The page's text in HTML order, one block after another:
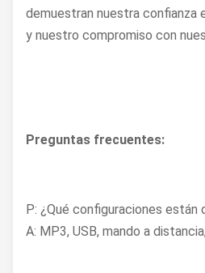
demuestran nuestra confianza
y nuestro compromiso con
Preguntas frecuentes:
P: ¿Qué configuraciones están
A: MP3, USB, mando a